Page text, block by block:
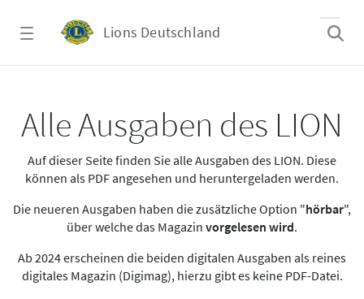
Lions Deutschland
Alle Ausgaben des LION
Auf dieser Seite finden Sie alle Ausgaben des LION. Diese
können als PDF angesehen und heruntergeladen werden.
Die neueren Ausgaben haben die zusätzliche Option "hörbar",
über welche das Magazin vorgelesen wird.
Ab 2024 erscheinen die beiden digitalen Ausgaben als reines
digitales Magazin (Digimag), hierzu gibt es keine PDF-Datei.